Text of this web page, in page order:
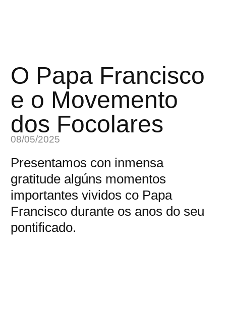
O Papa Francisco
e o Movemento
dos Focolares
08/05/2025
Presentamos con inmensa
gratitude algúns momentos
importantes vividos co Papa
Francisco durante os anos do seu
pontificado.